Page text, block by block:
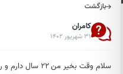
بازگشت
کامران
۳۱ شهریور ۱۴۰۲
سلام وقت بخیر